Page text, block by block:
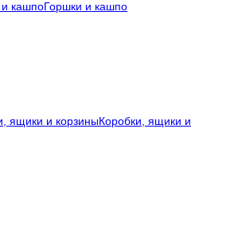
Горшки и кашпо
Коробки, ящики и